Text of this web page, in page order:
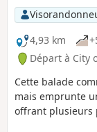
4,93 km
Départ à City
Cette balade
mais emprunte
offrant plusieurs